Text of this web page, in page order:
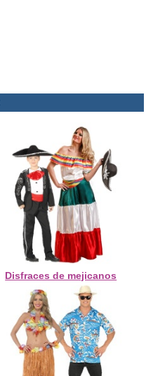
Disfraces de mejicanos